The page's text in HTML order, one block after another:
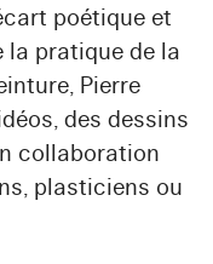
poétique et
la pratique de la
Pierre
des dessins
collaboration
plasticiens ou